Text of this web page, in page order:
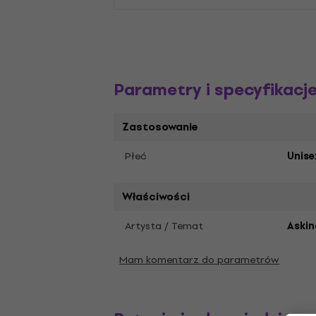
Parametry i specyfikacje
Zastosowanie
Płeć
Właściwości
Artysta / Temat
Mam komentarz do parametrów